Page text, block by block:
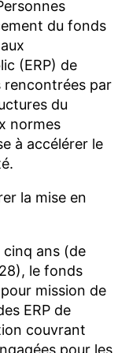
du fonds
(ERP) de
rencontrées par
du
normes
à accélérer le
la mise en
cinq ans (de
le fonds
mission de
ERP de
couvrant
pour les